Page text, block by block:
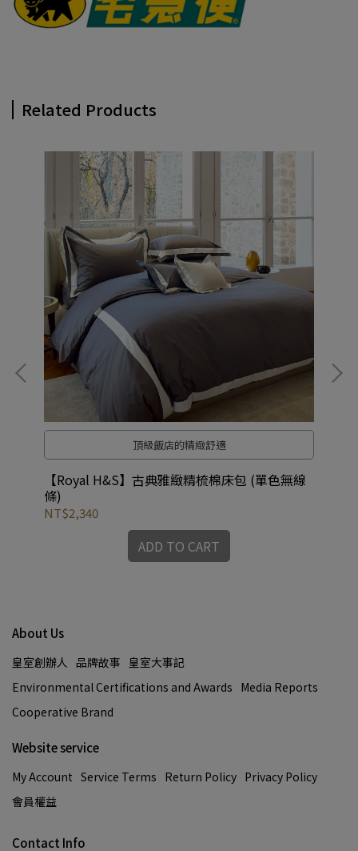
Related Products
頂級飯店的精緻舒適
【Royal H&S】古典雅緻精梳棉床包 (單色無線
條)
NT$2,340
ADD TO CART
About Us
皇室創辦人 品牌故事 皇室大事記
Environmental Certifications and Awards Media Reports
Cooperative Brand
Website service
My Account Service Terms Return Policy Privacy Policy
會員權益
Contact Info